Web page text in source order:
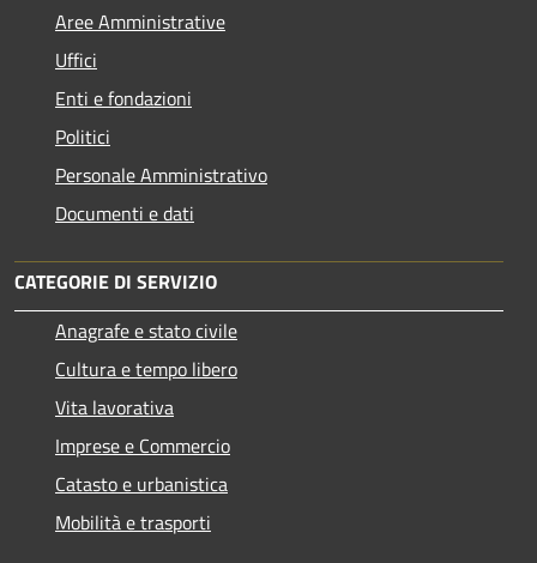
Aree Amministrative
Uffici
Enti e fondazioni
Politici
Personale Amministrativo
Documenti e dati
CATEGORIE DI SERVIZIO
Anagrafe e stato civile
Cultura e tempo libero
Vita lavorativa
Imprese e Commercio
Catasto e urbanistica
Mobilità e trasporti